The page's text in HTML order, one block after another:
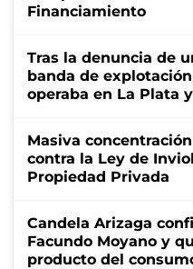
Financiamiento
Tras la denuncia de
banda de
operaba en La Plata
Masiva
contra la Ley de
Propiedad Privada
Candela Arizaga
Facundo Moyano y
producto del